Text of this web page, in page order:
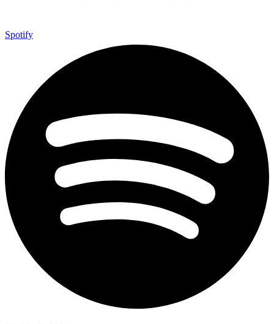
Spotify